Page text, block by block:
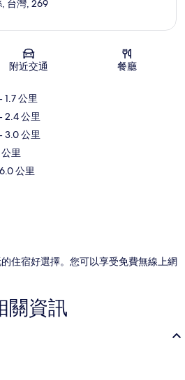
地圖
台灣, 269
附近交通 餐廳
1.7 公里
2.4 公里
3.0 公里
里
公里
住宿好選擇。您可以享受免費無線上網
關資訊